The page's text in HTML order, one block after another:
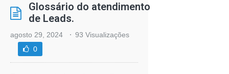
Glossário do atendimento
de Leads.
agosto 29, 2024
93 Visualizações
0